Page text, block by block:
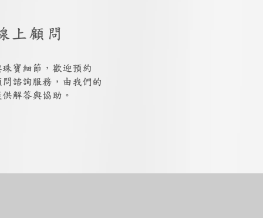
上顧問
寶細節，歡迎預約
諮詢服務，由我們的
解答與協助。